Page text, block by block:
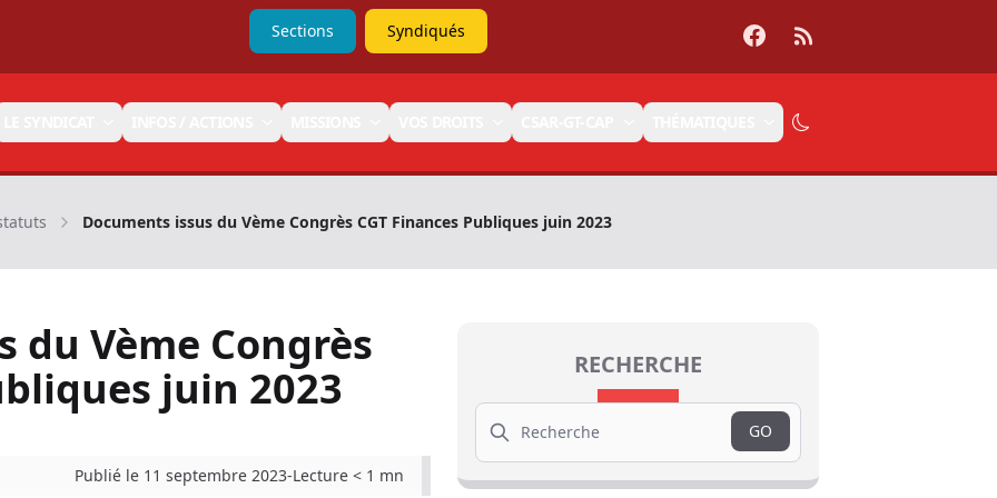
Sections Syndiqués Facebook
RSS
Documents issus du Vème Congrès CGT Finances Publiques juin 2023
du Vème Congrès
juin 2023
Publié le 11 septembre 2023-Lecture < 1 mn
RECHERCHE
Search
GO